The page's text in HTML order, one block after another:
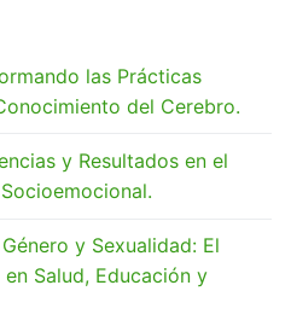
las Prácticas
del Cerebro.
y Resultados en el
y Sexualidad: El
Salud, Educación y